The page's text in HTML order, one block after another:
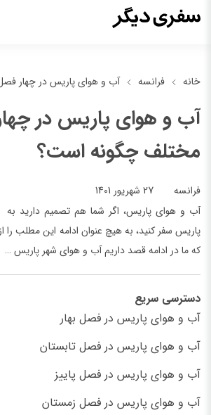
خانه فرانسه آب و هوای پاریس در چهار
آب و هوای پاریس در
مختلف چگونه است؟
فرانسه 27 شهریور 1401
آب و هوای پاریس، اگر شما هم تصمیم دارید به
پاریس سفر کنید، به هیچ عنوان ادامه این مطلب
که ما در ادامه قصد داریم آب و هوای شهر پاریس …
دسترسی سریع
آب و هوای پاریس در فصل بهار
آب و هوای پاریس در فصل تابستان
آب و هوای پاریس در فصل پاییز
آب و هوای پاریس در فصل زمستان